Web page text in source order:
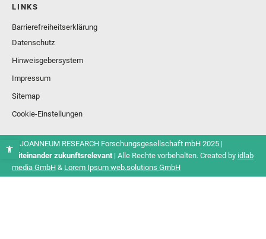
LINKS
Barrierefreiheitserklärung
Datenschutz
Hinweisgebersystem
Impressum
Sitemap
Cookie-Einstellungen
© JOANNEUM RESEARCH Forschungsgesellschaft mbH 2025 |
Miteinander zukunftsrelevant| Alle Rechte vorbehalten. Created by idlab
media GmbH & Lorem Ipsum web.solutions GmbH